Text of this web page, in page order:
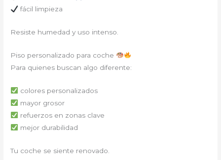
fácil limpieza
Resiste humedad y uso intenso.
Piso personalizado para coche
Para quienes buscan algo diferente:
colores personalizados
mayor grosor
refuerzos en zonas clave
mejor durabilidad
Tu coche se siente renovado.